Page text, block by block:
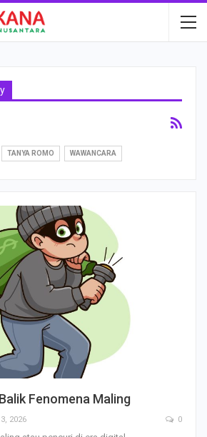
TANYA ROMO WAWANCARA
Fenomena Maling
2026 0